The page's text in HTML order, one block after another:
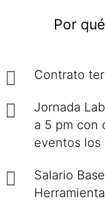
Por
Contrato
Jornada
a 5 pm con
eventos los
Salario